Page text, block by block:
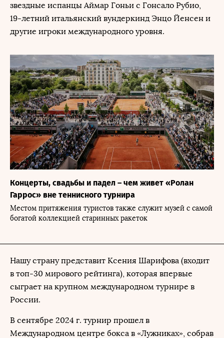
звездные испанцы Аймар Гоньи с Гонсало Рубио,
19-летний итальянский вундеркинд Энцо Йенсен и
другие игроки международного уровня.
Концерты, свадьбы и падел – чем живет «Ролан
Гаррос» вне теннисного турнира
Местом притяжения туристов также служит музей с самой
богатой коллекцией старинных ракеток
Нашу страну представит Ксения Шарифова (входит
в топ-30 мирового рейтинга), которая впервые
сыграет на крупном международном турнире в
России.
В сентябре 2024 г. турнир прошел в
Международном центре бокса в «Лужниках», собрав